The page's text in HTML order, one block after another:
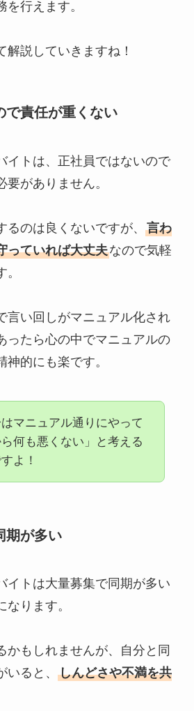
行えます。
解説していきますね！
で責任が重くない
イトは、正社員ではないので
がありません。
のは良くないですが、 言わ
っていれば大丈夫なので気軽
言い回しがマニュアル化され
ったら心の中でマニュアルの
的にも楽です。
はマニュアル通りにやって
何も悪くない」と考える
よ！
期が多い
イトは大量募集で同期が多い
ります。
かもしれませんが、自分と同
いると、
しんどさや不満を共